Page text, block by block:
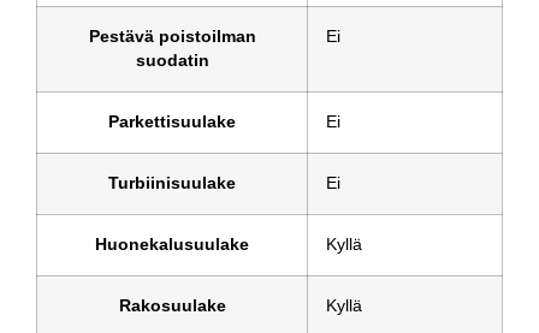
Pestävä poistoilman
suodatin
Ei
Parkettisuulake Ei
Turbiinisuulake Ei
Huonekalusuulake Kyllä
Rakosuulake Kyllä